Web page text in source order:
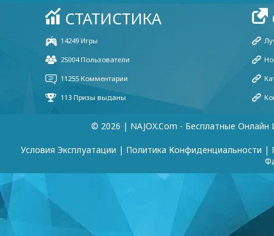
© 2026 | NAJOX.com - Бесплатные Онлайн
Условия Эксплуатации | Политика Конфиденциальности |